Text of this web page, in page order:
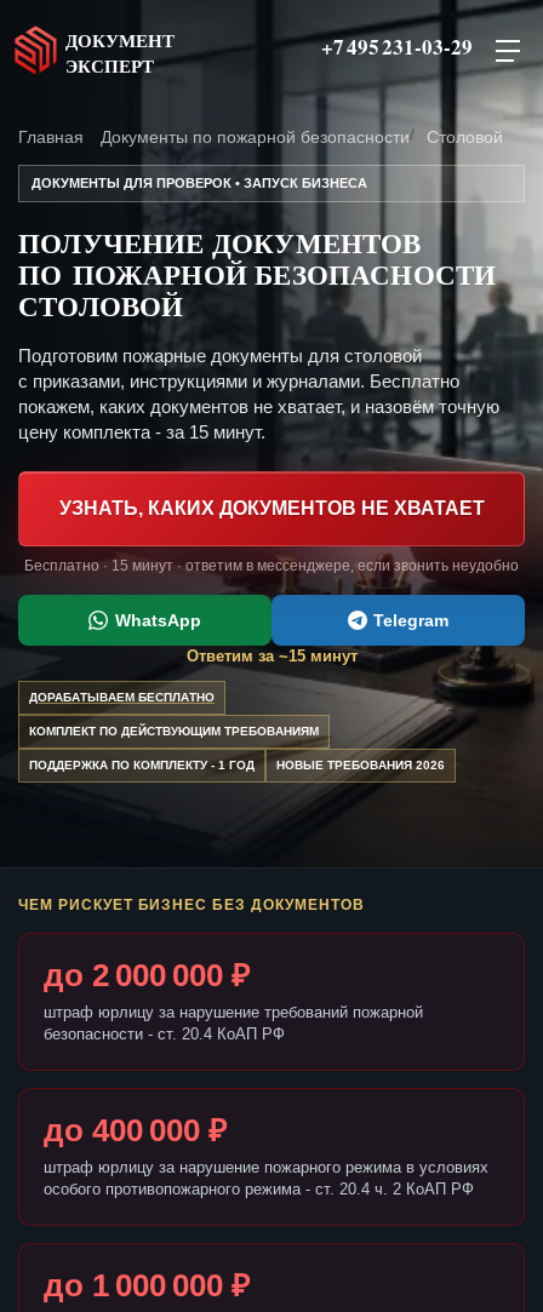
ДОКУМЕНТ
ЭКСПЕРТ
+7 495 231-03-29
Главная Документы по пожарной безопасности Столовой
ДОКУМЕНТЫ ДЛЯ ПРОВЕРОК • ЗАПУСК БИЗНЕСА
ПОЛУЧЕНИЕ ДОКУМЕНТОВ
ПО ПОЖАРНОЙ БЕЗОПАСНОСТИ
СТОЛОВОЙ
Подготовим пожарные документы для столовой
с приказами, инструкциями и журналами. Бесплатно
покажем, каких документов не хватает, и назовём точную
цену комплекта - за 15 минут.
УЗНАТЬ, КАКИХ ДОКУМЕНТОВ НЕ ХВАТАЕТ
Бесплатно · 15 минут · ответим в мессенджере, если звонить неудобно
WhatsApp Telegram
Ответим за ~15 минут
ДОРАБАТЫВАЕМ БЕСПЛАТНО
КОМПЛЕКТ ПО ДЕЙСТВУЮЩИМ ТРЕБОВАНИЯМ
ПОДДЕРЖКА ПО КОМПЛЕКТУ - 1 ГОД НОВЫЕ ТРЕБОВАНИЯ 2026
ЧЕМ РИСКУЕТ БИЗНЕС БЕЗ ДОКУМЕНТОВ
до 2 000 000 ₽
штраф юрлицу за нарушение требований пожарной
безопасности - ст. 20.4 КоАП РФ
до 400 000 ₽
штраф юрлицу за нарушение пожарного режима в условиях
особого противопожарного режима - ст. 20.4 ч. 2 КоАП РФ
до 1 000 000 ₽